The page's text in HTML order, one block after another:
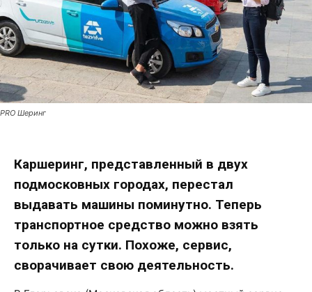
PRO Шеринг
Каршеринг, представленный в двух
подмосковных городах, перестал
выдавать машины поминутно. Теперь
транспортное средство можно взять
только на сутки. Похоже, сервис,
сворачивает свою деятельность.